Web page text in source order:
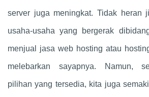
server juga meningkat. Tidak heran
usaha-usaha yang bergerak
menjual jasa web hosting atau
melebarkan sayapnya. Namun,
pilihan yang tersedia, kita juga